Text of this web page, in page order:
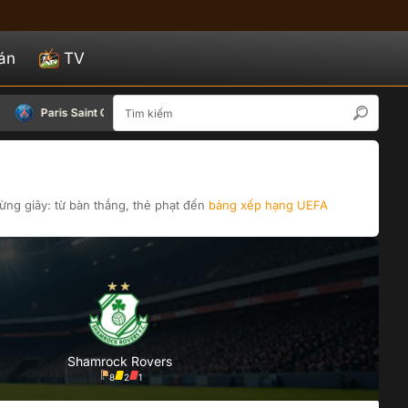
TV
Paris Saint Germain
12/08
15:00 Seoul
giây: từ bàn thắng, thẻ phạt đến bảng xếp hạng UEFA
Shamrock Rovers
8 2 1